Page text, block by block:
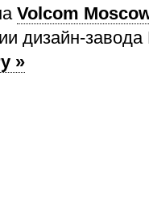
Volcom
дизайн-
»